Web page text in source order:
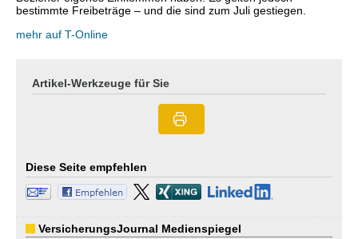
bestimmte Freibeträge – und die sind zum Juli gestiegen.
mehr auf T-Online
Artikel-Werkzeuge für Sie
Diese Seite empfehlen
VersicherungsJournal Medienspiegel